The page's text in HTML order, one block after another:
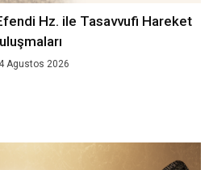
Hz. ile Tasavvufi Hareket
Agustos 2026